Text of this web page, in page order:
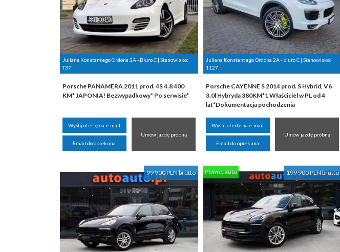
Juliana Konstantego Ordona 2A - Biuro C | Stanowisko:
T37
Porsche PANAMERA 2011 prod. 4S 4.8 400
KM* JAPONIA! Bezwypadkowy* Po serwisie*
Wyślij ofertę na e-mail
Email do opiekuna
Umów jazdę próbną
Juliana Konstantego Ordona 2A - biuro C | Stanowisko:
1127
Porsche CAYENNE S 2014 prod. S Hybrid, V6
3.0l Hybryda 380KM*1 Właściciel w PL od 4
lat*Dokumentacja pochodzenia
Wyślij ofertę na e-mail
Email do opiekuna
Umów jazdę próbną
99 900 PLN brutto 199 900 PLN brutto
Pewne auto